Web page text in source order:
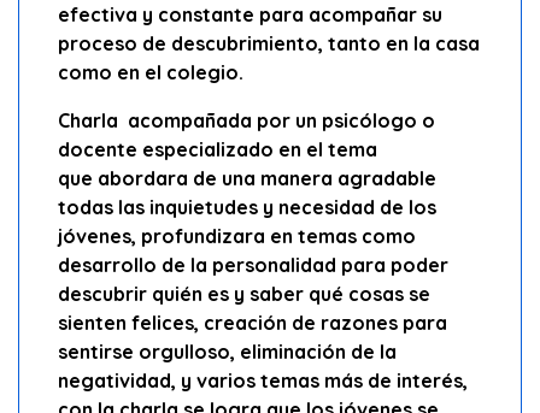
efectiva y constante para acompañar su
proceso de descubrimiento, tanto en la casa
como en el colegio.
Charla acompañada por un psicólogo o
docente especializado en el tema
que abordara de una manera agradable
todas las inquietudes y necesidad de los
jóvenes, profundizara en temas como
desarrollo de la personalidad para poder
descubrir quién es y saber qué cosas se
sienten felices, creación de razones para
sentirse orgulloso, eliminación de la
negatividad, y varios temas más de interés,